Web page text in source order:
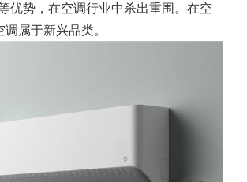
优势，在空调行业中杀出重围。在空
属于新兴品类。